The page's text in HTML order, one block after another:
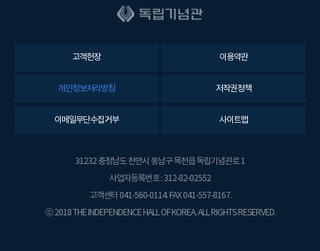
고객헌장 이용약관
개인정보처리방침 저작권정책
이메일무단수집거부 사이트맵
31232 충청남도 천안시 동남구 목천읍 독립기념관로 1
사업자등록번호 : 312-82-02552
고객센터 041-560-0114. FAX 041-557-8167.
ⓒ 2018 THE INDEPENDENCE HALL OF KOREA. ALL RIGHTS RESERVED.